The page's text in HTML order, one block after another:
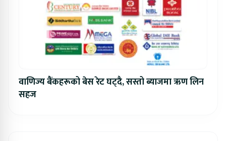
वाणिज्य बैंकहरूको बेस रेट घट्दै, सस्तो ब्याजमा ऋण लिन
सहज